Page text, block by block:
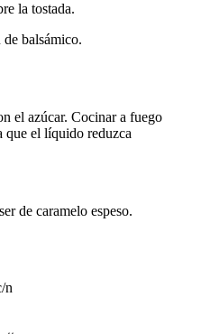
la tostada.
balsámico.
el azúcar. Cocinar a fuego
que el líquido reduzca
de caramelo espeso.
n